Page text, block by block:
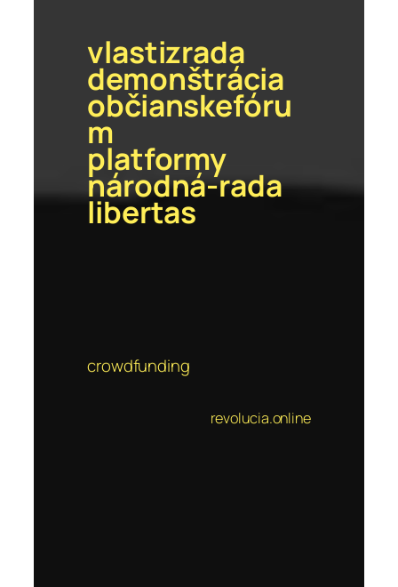
vlastizrada
demonštrácia
občianskefóru
m
platformy
národná-rada
libertas
crowdfunding
revolucia.online